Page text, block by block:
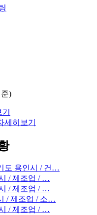
준)
도 용인시 / 건…
/ 제조업 / …
/ 제조업 / …
/ 제조업 / 소…
/ 제조업 / …